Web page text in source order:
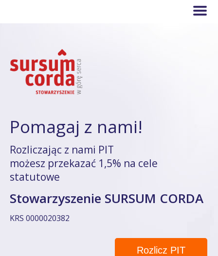
Pomagaj z nami!
Rozliczając z nami PIT
możesz przekazać 1,5% na cele
statutowe
Stowarzyszenie SURSUM CORDA
KRS 0000020382
Rozlicz PIT